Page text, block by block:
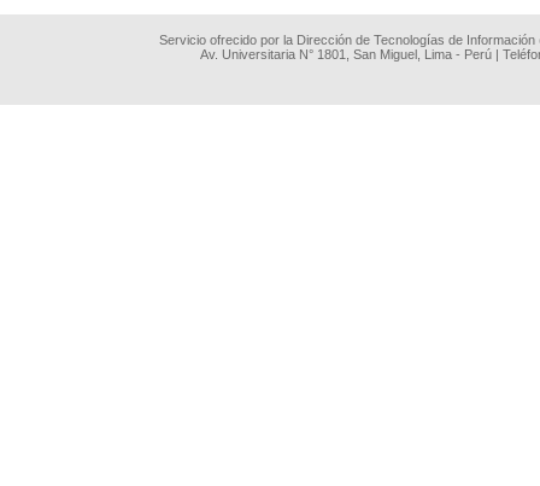
Servicio ofrecido por la Dirección de Tecnologías de
Av. Universitaria N° 1801, San Miguel, Lima - Perú |